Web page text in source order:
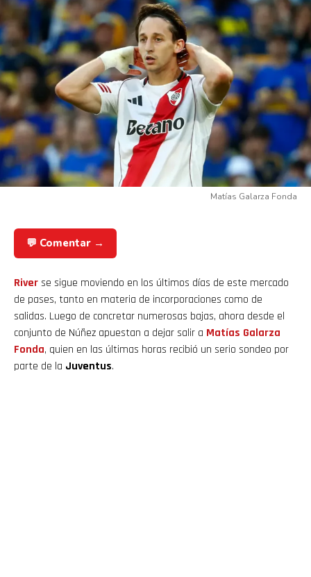
Matías Galarza Fonda
💬 Comentar →
Riverse sigue moviendo en los últimos días de este mercado
de pases, tanto en materia de incorporaciones como de
salidas. Luego de concretar numerosas bajas, ahora desde el
conjunto de Núñez apuestan a dejar salir a Matías Galarza
Fonda, quien en las últimas horas recibió un serio sondeo por
parte de la Juventus.